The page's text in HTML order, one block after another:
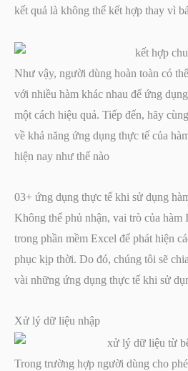
kết quả là không thể kết hợp thay vì
Như vậy, người dùng hoàn toàn có
với nhiều hàm khác nhau để ứng
một cách hiệu quả. Tiếp đến, hãy
về khả năng ứng dụng thực tế của
hiện nay như thế nào
03+ ứng dụng thực tế khi sử dụng
Không thể phủ nhận, vai trò của
trong phần mềm Excel để phát hiện
phục kịp thời. Do đó, chúng tôi sẽ
vài những ứng dụng thực tế khi sử
Xử lý dữ liệu nhập
Trong trường hợp người dùng cho